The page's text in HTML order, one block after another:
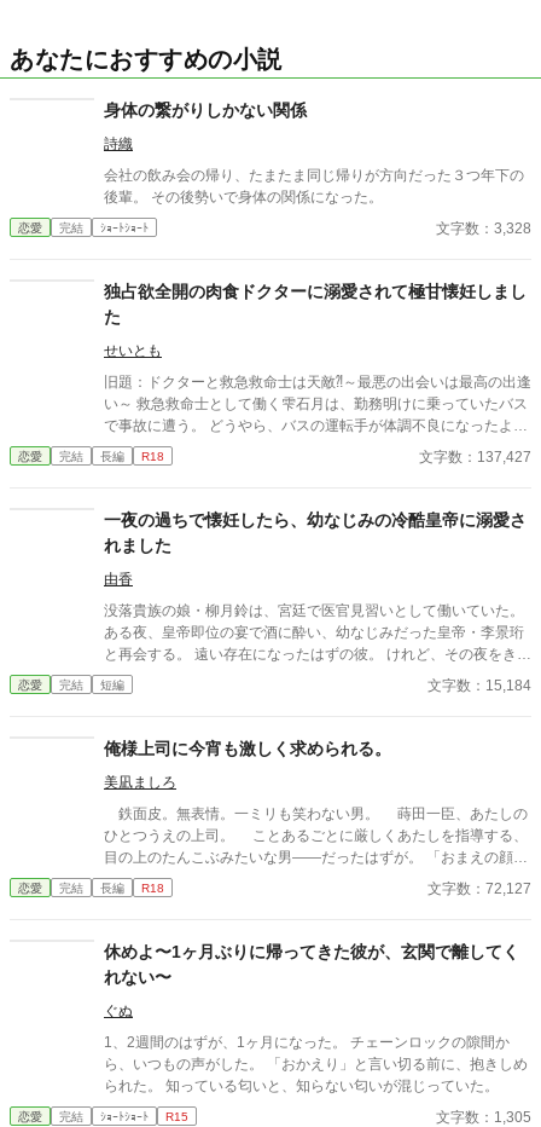
あなたにおすすめの小説
身体の繋がりしかない関係
詩織
会社の飲み会の帰り、たまたま同じ帰りが方向だった３つ年下の
後輩。 その後勢いで身体の関係になった。
恋愛 完結 ｼｮｰﾄｼｮｰﾄ 文字数：3,328
独占欲全開の肉食ドクターに溺愛されて極甘懐妊しまし
た
せいとも
旧題：ドクターと救急救命士は天敵⁈～最悪の出会いは最高の出逢
い～ 救急救命士として働く雫石月は、勤務明けに乗っていたバス
で事故に遭う。 どうやら、バスの運転手が体調不良になったよう
だ。 乗客にAEDを探してきてもらうように頼み、救助活動をして
いるとボサボサ頭のマスク姿の男がAEDを持ってバスに乗り込ん
とを『チビ団子』と呼んだのだ。 医療従事者と思われるボサボサ
マスク男は運転手の処置をして、月が文句を言う間もなく、救急
車に同乗して去ってしまった。 最悪の出会いをし、二度と会いた
くない相手の正体は⁇ 作品はフィクションです。 本来の仕事内容
とは異なる描写があると思います。
恋愛 完結 長編 R18 文字数：137,427
一夜の過ちで懐妊したら、幼なじみの冷酷皇帝に溺愛さ
れました
由香
没落貴族の娘・柳月鈴は、宮廷で医官見習いとして働いていた。
ある夜、皇帝即位の宴で酒に酔い、幼なじみだった皇帝・李景珩
と再会する。 遠い存在になったはずの彼。 けれど、その夜をきっ
かけに月鈴の運命は大きく動き出す。 冷酷と恐れられる皇帝が、
なぜか彼女だけには甘すぎて――。
恋愛 完結 短編 文字数：15,184
俺様上司に今宵も激しく求められる。
美凪ましろ
鉄面皮。無表情。一ミリも笑わない男。 蒔田一臣、あたしの
ひとつうえの上司。 ことあるごとに厳しくあたしを指導する、
目の上のたんこぶみたいな男――だったはずが。 「おまえの顔、
えっろい」 神様仏様どうしてあたしはこの男に今宵も激しく愛
しこまれているのでしょう。 ――2000年代初頭、IT系企業で懸
2start～2026.01.17end＊＊ ◆エブリスタ様にも掲載。人気沸騰
中です！ https://estar.jp/novels/26513389
恋愛 完結 長編 R18 文字数：72,127
休めよ〜1ヶ月ぶりに帰ってきた彼が、玄関で離してく
れない〜
ぐぬ
1、2週間のはずが、1ヶ月になった。 チェーンロックの隙間か
ら、いつもの声がした。 「おかえり」と言い切る前に、抱きしめ
られた。 知っている匂いと、知らない匂いが混じっていた。
恋愛 完結 ｼｮｰﾄｼｮｰﾄ R15 文字数：1,305